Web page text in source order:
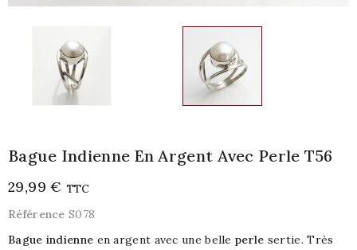
Bague Indienne En Argent Avec Perle T56
29,99 € TTC
Référence S078
Bague indienne en argent avec une belleperle sertie. Très